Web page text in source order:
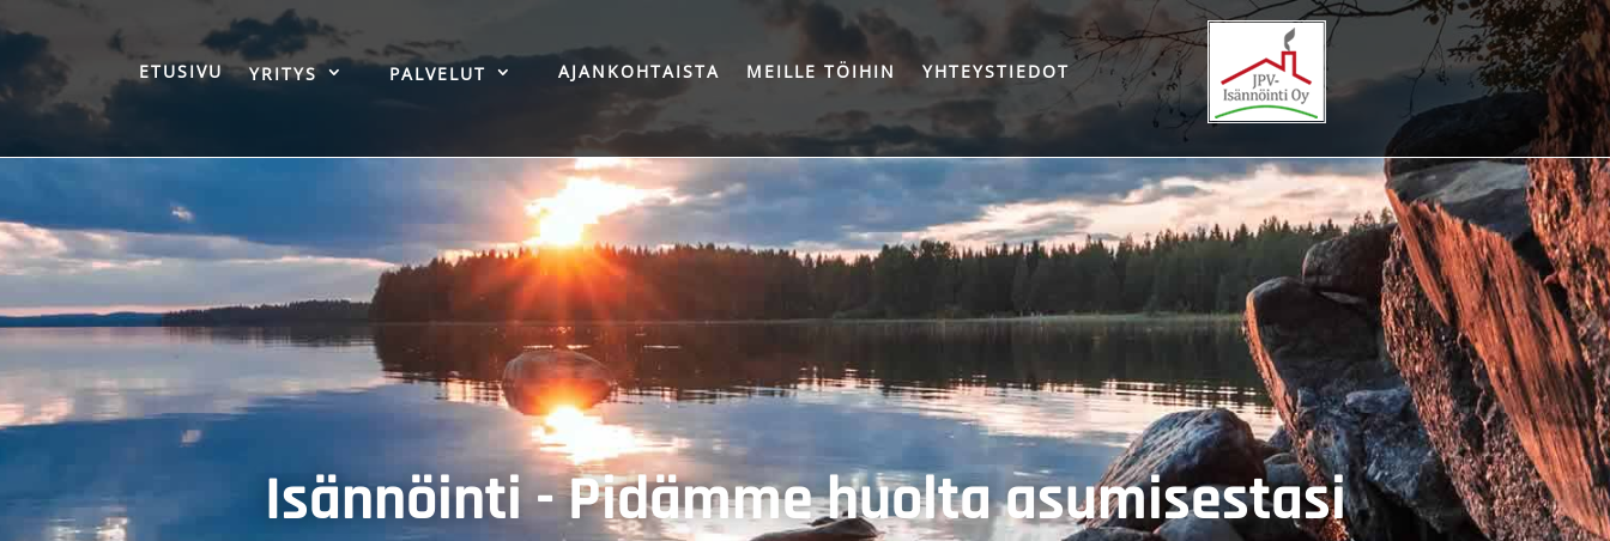
ETUSIVU YRITYS PALVELUT AJANKOHTAISTA MEILLE TÖIHIN YHTEYSTIEDOT
Isännöinti - Pidämme huolta asumisestasi